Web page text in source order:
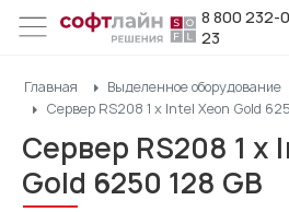
8 800 232-
23
Главная Выделенное оборудование
Сервер RS208 1 x Intel Xeon Gold
Сервер RS208 1 x
Gold 6250 128 GB